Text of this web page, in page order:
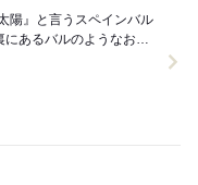
陽』と言うスペインバル